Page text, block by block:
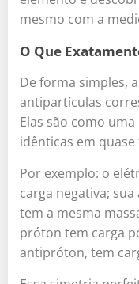
mesmo com a
O Que
De forma simples,
antipartículas
Elas são como
idênticas em
Por exemplo: o
carga negativa;
tem a mesma
próton tem carga
antipróton, tem